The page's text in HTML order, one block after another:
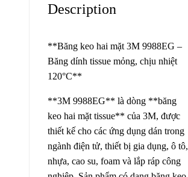
Description
**Băng keo hai mặt 3M 9988EG –
Băng dính tissue mỏng, chịu nhiệt
120°C**
**3M 9988EG** là dòng **băng
keo hai mặt tissue** của 3M, được
thiết kế cho các ứng dụng dán trong
ngành điện tử, thiết bị gia dụng, ô tô,
nhựa, cao su, foam và lắp ráp công